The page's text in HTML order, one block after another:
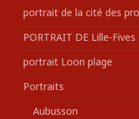
portrait de la cité des
PORTRAIT DE Lille-Fives
portrait Loon plage
Portraits
Aubusson